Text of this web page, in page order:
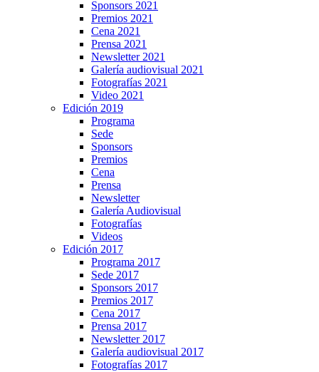
Sponsors 2021
Premios 2021
Cena 2021
Prensa 2021
Newsletter 2021
Galería audiovisual 2021
Fotografías 2021
Video 2021
Edición 2019
Programa
Sede
Sponsors
Premios
Cena
Prensa
Newsletter
Galería Audiovisual
Fotografías
Videos
Edición 2017
Programa 2017
Sede 2017
Sponsors 2017
Premios 2017
Cena 2017
Prensa 2017
Newsletter 2017
Galería audiovisual 2017
Fotografías 2017